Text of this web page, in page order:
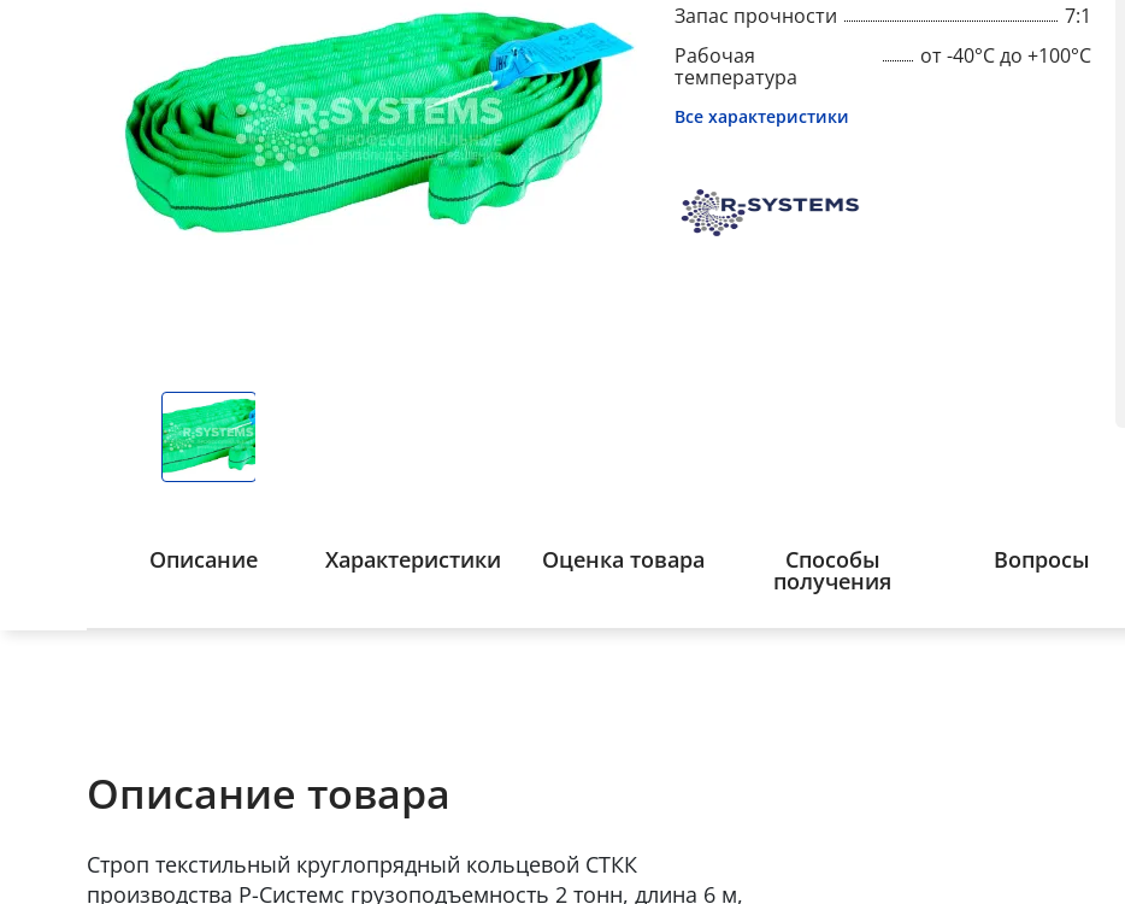
Запас прочности
7:1
Рабочая
температура
от -40°C до +100°C
Все характеристики
Описание Характеристики Оценка товара Способы
получения
Вопросы
Описание товара
Строп текстильный круглопрядный кольцевой СТКК
производства Р-Системс грузоподъемность 2 тонн, длина 6 м,